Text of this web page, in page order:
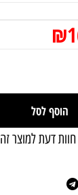
₪
הוסף לסל
דעת למוצר